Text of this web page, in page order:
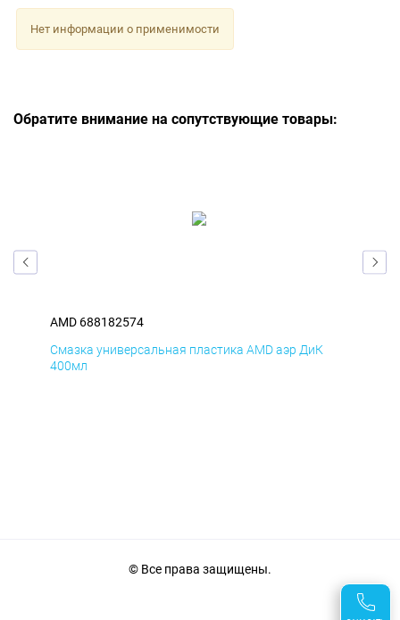
Нет информации о применимости
Обратите внимание на сопутствующие товары:
AMD 688182574
Смазка универсальная пластика AMD аэр ДиК
400мл
© Все права защищены.